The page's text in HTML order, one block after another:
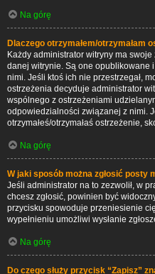
Na górę
Dlaczego otrzymałem/otrzymałam
Każdy administrator witryny ma
danej witrynie. Są one opublikowane
nimi. Jeśli ktoś ich nie przestrzegał,
ostrzeżenia decyduje administrator
wspólnego z ostrzeżeniami
odpowiedzialności związanej z nimi.
otrzymałeś/otrzymałaś ostrzeżenie,
Na górę
W jaki sposób można zgłosić posty
Jeśli administrator na to zezwolił, w
chcesz zgłosić, powinien być
przycisku spowoduje przeniesienie
wypełnieniu umożliwi wysłanie
Na górę
Do czego służy przycisk “Zapisz”